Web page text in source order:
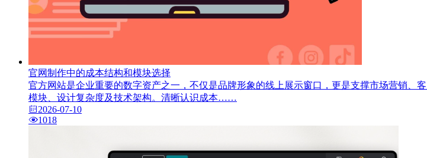
官网制作中的成本结构和模块选择
官方网站是企业重要的数字资产之一，不仅是品牌形象的线上展示窗口，更是支撑市场营销
模块、设计复杂度及技术架构。清晰认识成本……
2026-07-10
1018